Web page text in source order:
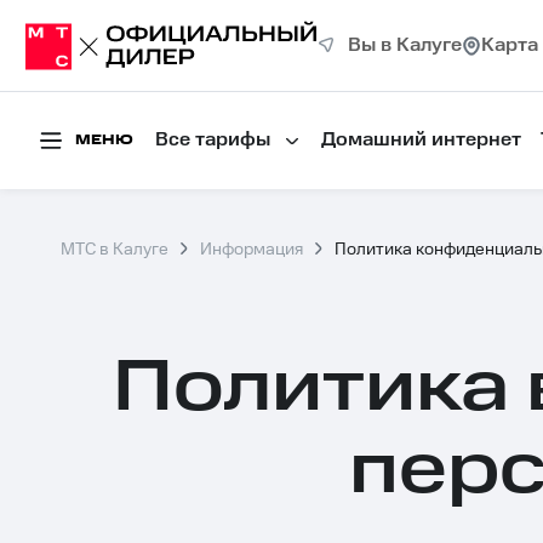
Вы в Калуге
МЕНЮ Все тарифы Домашний интернет
МТС в Калуге Информация Политика
Политика